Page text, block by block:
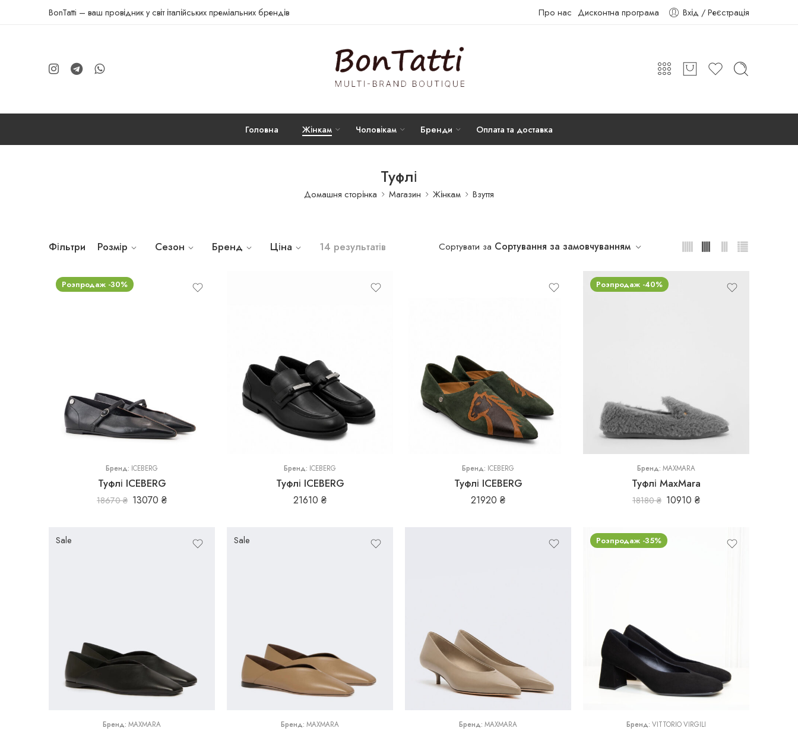
BonTatti – ваш провідник у світ італійських преміальних брендів Про нас Дисконтна програма Вхід / Реєстрація
Головна Жінкам Чоловікам Бренди Оплата та доставка
Туфлі
Домашня сторінка Магазин Жінкам Взуття
Фільтри Розмір Сезон Бренд Ціна 14 результатів Сортувати за Сортування за замовчуванням
Розпродаж -30%
Бренд: ICEBERG
Туфлі ICEBERG
18670₴ 13070 ₴
37
Бренд: ICEBERG
Туфлі ICEBERG
21610 ₴
36
37
39
Бренд: ICEBERG
Туфлі ICEBERG
21920 ₴
36
37
37,5
Розпродаж -40%
Бренд: MAXMARA
Туфлі MaxMara
18180₴ 10910 ₴
36
36,5
37
Sale
Бренд: MAXMARA
37
39,5
Sale
Бренд: MAXMARA
36
Бренд: MAXMARA
36
37
38
39
Розпродаж -35%
Бренд: VITTORIO VIRGILI
37